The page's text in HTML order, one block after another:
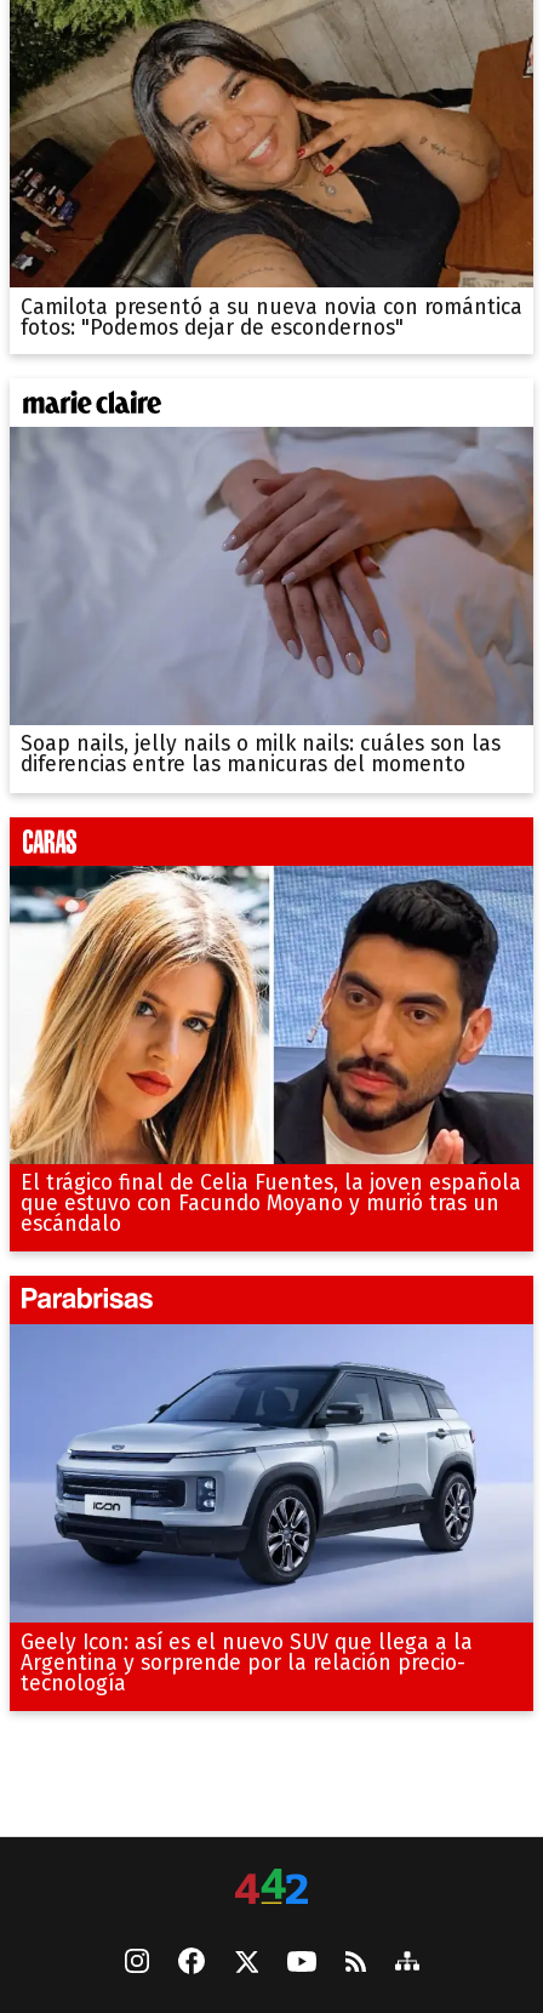
Camilota presentó a su nueva novia con romántica
fotos: "Podemos dejar de escondernos"
Soap nails, jelly nails o milk nails: cuáles son las
diferencias entre las manicuras del momento
El trágico final de Celia Fuentes, la joven española
que estuvo con Facundo Moyano y murió tras un
escándalo
Geely Icon: así es el nuevo SUV que llega a la
Argentina y sorprende por la relación precio-
tecnología